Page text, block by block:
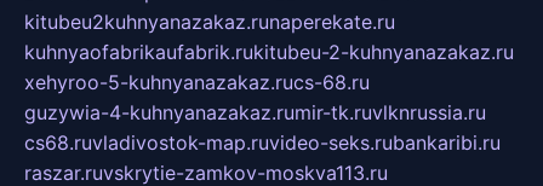
kitubeu2kuhnyanazakaz.runaperekate.ru
kuhnyaofabrikaufabrik.rukitubeu-2-kuhnyanazakaz.ru
xehyroo-5-kuhnyanazakaz.rucs-68.ru
guzywia-4-kuhnyanazakaz.rumir-tk.ruvlknrussia.ru
cs68.ruvladivostok-map.ruvideo-seks.rubankaribi.ru
raszar.ruvskrytie-zamkov-moskva113.ru